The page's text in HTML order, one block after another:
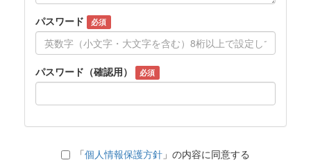
パスワード 必須
パスワード（確認用） 必須
「個人情報保護方針 」の内容に同意する